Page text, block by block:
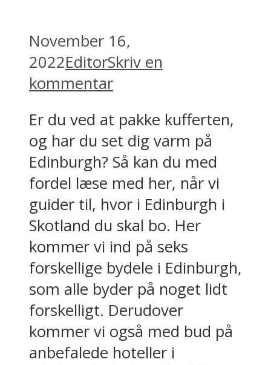
November 16,
2022EditorSkriv en
kommentar
Er du ved at pakke kufferten,
og har du set dig varm på
Edinburgh? Så kan du med
fordel læse med her, når vi
guider til, hvor i Edinburgh i
Skotland du skal bo. Her
kommer vi ind på seks
forskellige bydele i Edinburgh,
som alle byder på noget lidt
forskelligt. Derudover
kommer vi også med bud på
anbefalede hoteller i